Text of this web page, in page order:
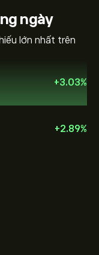
ngày
lớn nhất trên
+3.03%
+2.89%